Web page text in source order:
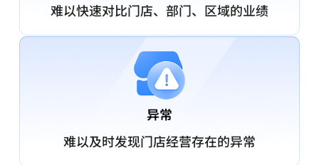
难以快速对比门店、部门、区域的业绩
异常
难以及时发现门店经营存在的异常